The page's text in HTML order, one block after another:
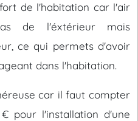
de l'habitation car l'air
de l'éxtérieur mais
ce qui permets d'avoir
dans l'habitation.
car il faut compter
pour l'installation d'une